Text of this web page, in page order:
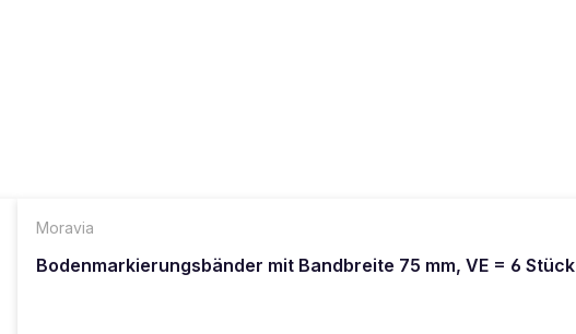
Moravia
Bodenmarkierungsbänder mit Bandbreite 75 mm, VE = 6 Stück